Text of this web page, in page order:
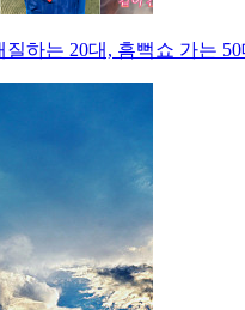
하는 20대, 흠뻑쇼 가는